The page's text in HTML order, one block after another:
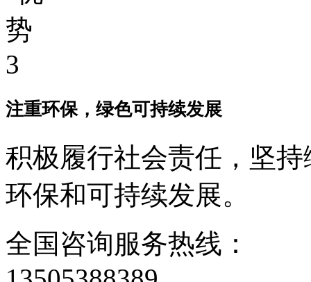
注重环保，绿色可持续发展
积极履行社会责任，坚
环保和可持续发展。
全国咨询服务热线：